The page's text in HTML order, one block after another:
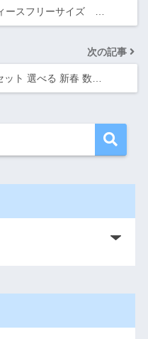
ースフリーサイズ …
次の記事
ット 選べる 新春 数…